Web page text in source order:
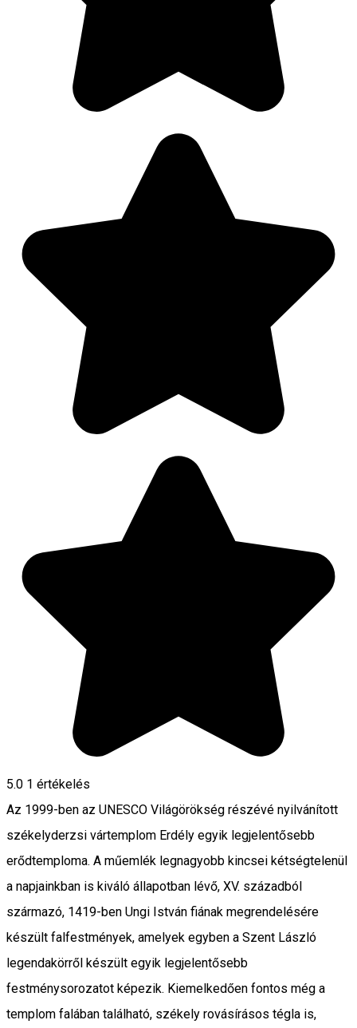
5.0 1 értékelés
Az 1999-ben az UNESCO Világörökség részévé nyilvánított
székelyderzsi vártemplom Erdély egyik legjelentősebb
erődtemploma. A műemlék legnagyobb kincsei kétségtelenül
a napjainkban is kiváló állapotban lévő, XV. századból
származó, 1419-ben Ungi István fiának megrendelésére
készült falfestmények, amelyek egyben a Szent László
legendakörről készült egyik legjelentősebb
festménysorozatot képezik. Kiemelkedően fontos még a
templom falában található, székely rovásírásos tégla is,